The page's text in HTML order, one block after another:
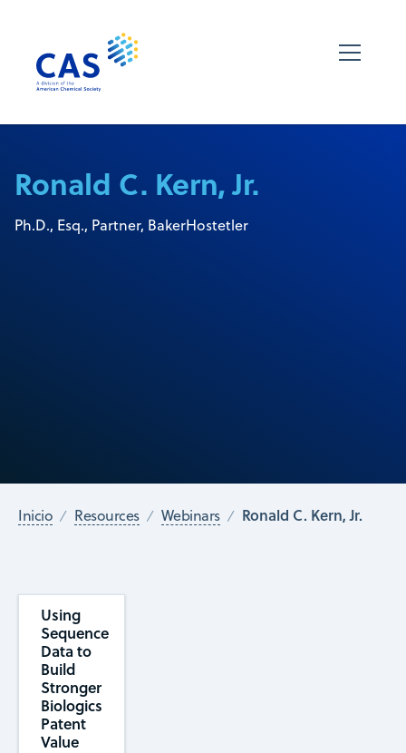
Ronald C. Kern, Jr.
Ph.D., Esq., Partner, BakerHostetler
Inicio Resources Webinars Ronald C. Kern, Jr.
Using
Sequence
Data to
Build
Stronger
Biologics
Patent
Value